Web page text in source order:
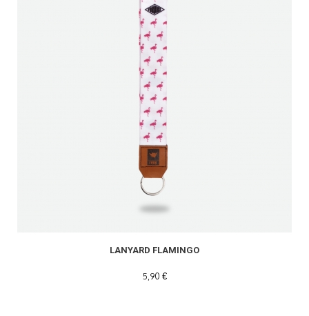
LANYARD FLAMINGO
5,90 €